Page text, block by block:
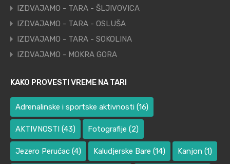
IZDVAJAMO - TARA - ŠLJIVOVICA
IZDVAJAMO - TARA - OSLUŠA
IZDVAJAMO - TARA - SOKOLINA
IZDVAJAMO - MOKRA GORA
KAKO PROVESTI VREME NA TARI
Adrenalinske i sportske aktivnosti (16)
AKTIVNOSTI (43) Fotografije (2)
Jezero Perućac (4) Kaludjerske Bare (14) Kanjon (1)